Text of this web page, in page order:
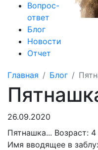
Вопрос-
ответ
Блог
Новости
Отчет
Главная Блог
26.09.2020
Пятнашка... Возраст:
Имя вводящее в